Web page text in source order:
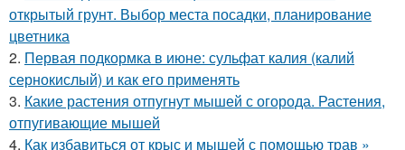
открытый грунт. Выбор места посадки, планирование
цветника
2. Первая подкормка в июне: сульфат калия (калий
сернокислый) и как его применять
3. Какие растения отпугнут мышей с огорода. Растения,
отпугивающие мышей
4. Как избавиться от крыс и мышей с помощью трав »